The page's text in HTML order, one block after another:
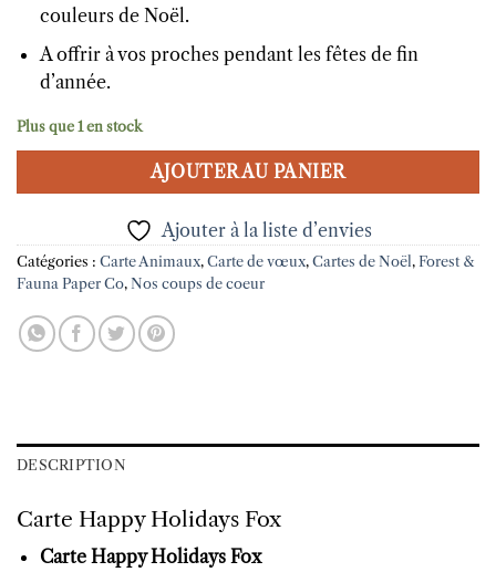
couleurs de Noël.
A offrir à vos proches pendant les fêtes de fin
d’année.
Plus que 1 en stock
AJOUTER AU PANIER
Ajouter à la liste d’envies
Catégories : Carte Animaux, Carte de vœux, Cartes de Noël , Forest &
Fauna Paper Co, Nos coups de coeur
DESCRIPTION
Carte Happy Holidays Fox
Carte Happy Holidays Fox